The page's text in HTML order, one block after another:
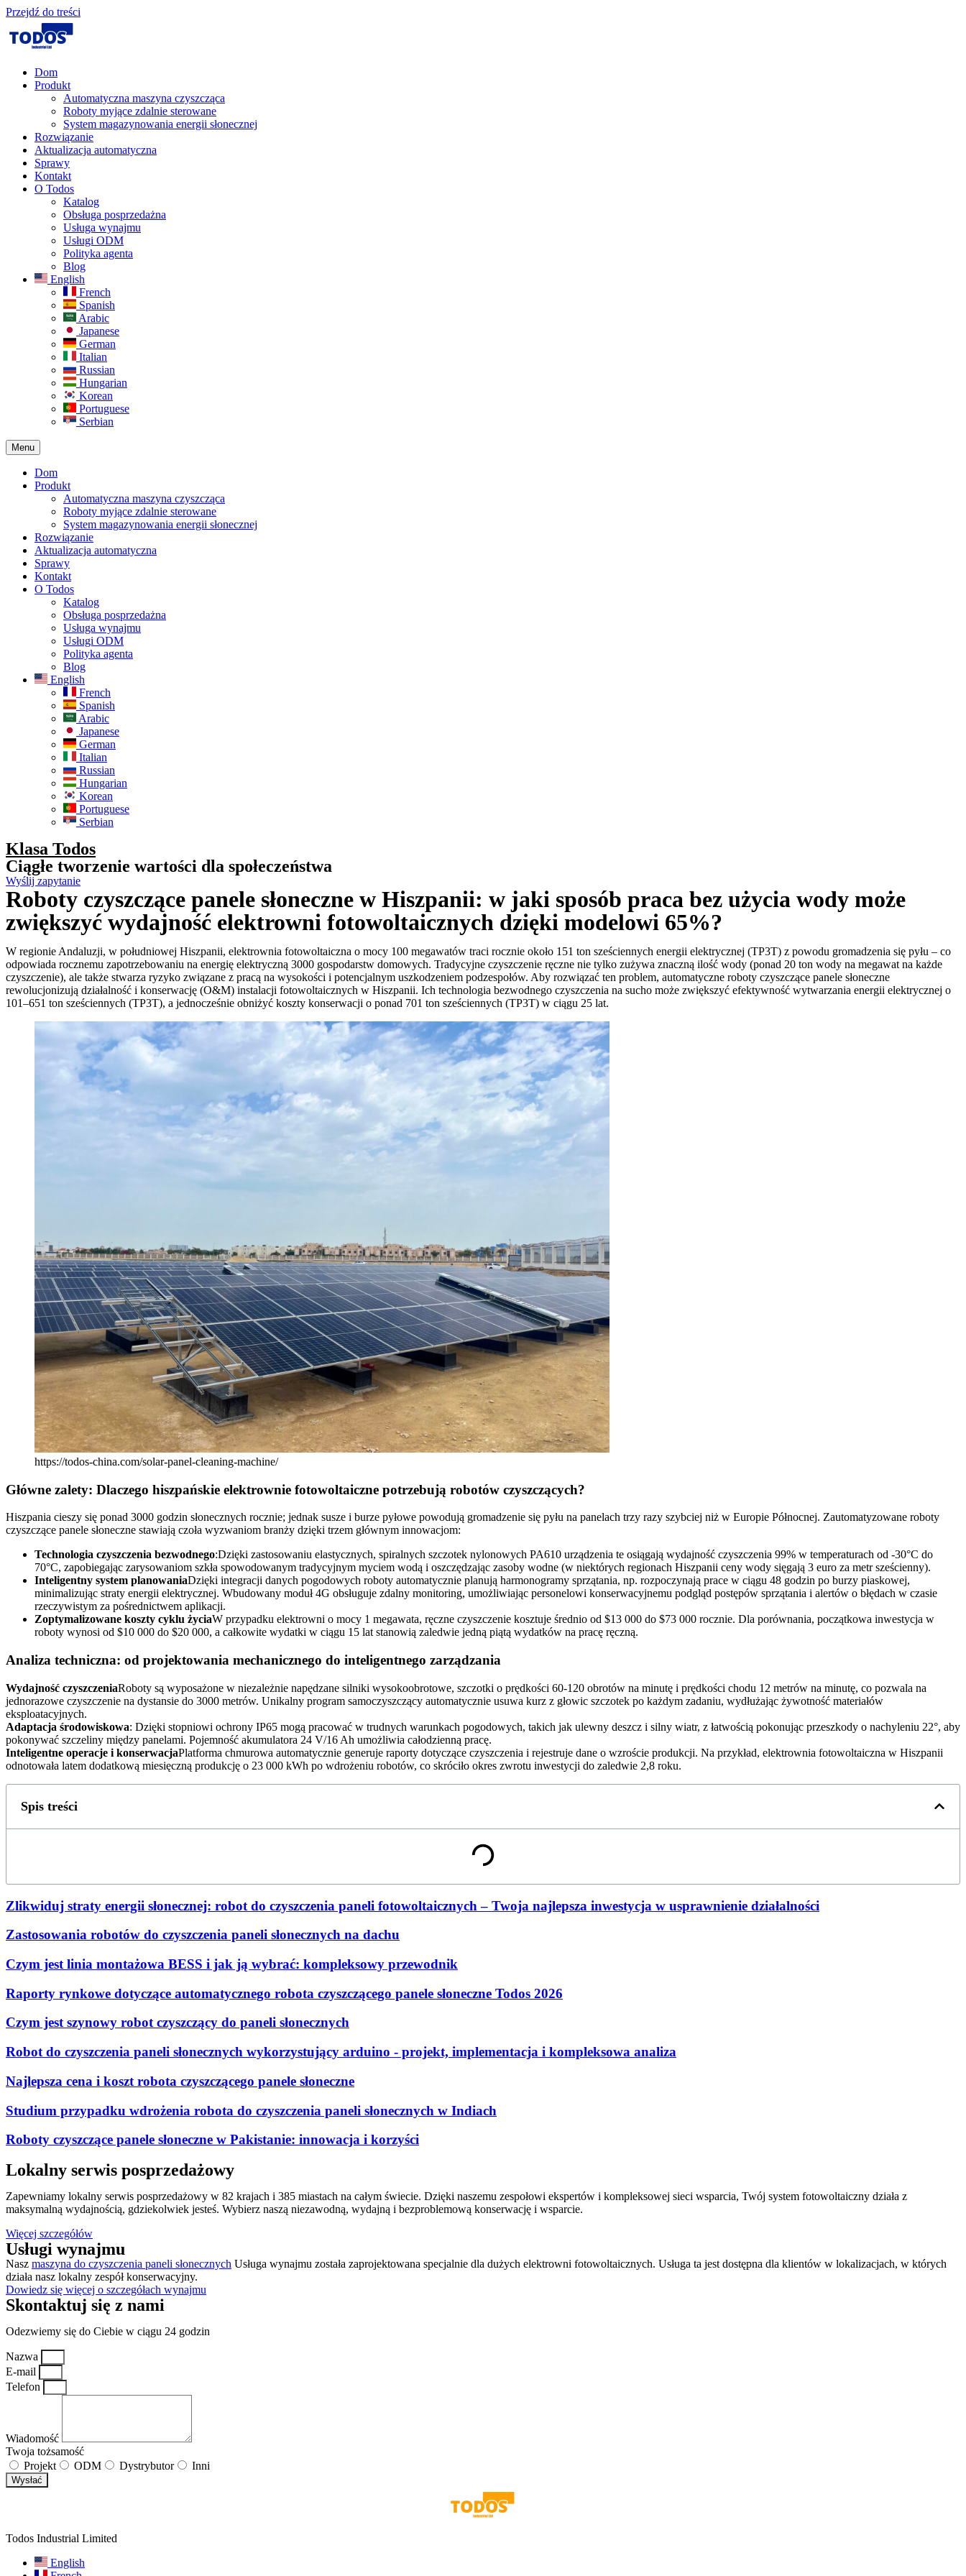
Przejdź do treści
Dom
Produkt
Automatyczna maszyna czyszcząca
Roboty myjące zdalnie sterowane
System magazynowania energii słonecznej
Rozwiązanie​
Aktualizacja automatyczna
Sprawy
Kontakt
O Todos
Katalog
Obsługa posprzedażna
Usługa wynajmu
Usługi ODM
Polityka agenta
Blog
English
French
Spanish
Arabic
Japanese
German
Italian
Russian
Hungarian
Korean
Portuguese
Serbian
Menu
Dom
Produkt
Automatyczna maszyna czyszcząca
Roboty myjące zdalnie sterowane
System magazynowania energii słonecznej
Rozwiązanie​
Aktualizacja automatyczna
Sprawy
Kontakt
O Todos
Katalog
Obsługa posprzedażna
Usługa wynajmu
Usługi ODM
Polityka agenta
Blog
English
French
Spanish
Arabic
Japanese
German
Italian
Russian
Hungarian
Korean
Portuguese
Serbian
Klasa Todos
Ciągłe tworzenie wartości dla społeczeństwa
Wyślij zapytanie
Roboty czyszczące panele słoneczne w Hiszpanii: w jaki sposób praca bez użycia wody może
zwiększyć wydajność elektrowni fotowoltaicznych dzięki modelowi 65%?
W regionie Andaluzji, w południowej Hiszpanii, elektrownia fotowoltaiczna o mocy 100 megawatów traci rocznie około 151 ton sześciennych energii elektrycznej (TP3T) z powodu gromadzenia się pyłu – co
odpowiada rocznemu zapotrzebowaniu na energię elektryczną 3000 gospodarstw domowych. Tradycyjne czyszczenie ręczne nie tylko zużywa znaczną ilość wody (ponad 20 ton wody na megawat na każde
czyszczenie), ale także stwarza ryzyko związane z pracą na wysokości i potencjalnym uszkodzeniem podzespołów. Aby rozwiązać ten problem, automatyczne roboty czyszczące panele słoneczne
rewolucjonizują działalność i konserwację (O&M) instalacji fotowoltaicznych w Hiszpanii. Ich technologia bezwodnego czyszczenia na sucho może zwiększyć efektywność wytwarzania energii elektrycznej o
101–651 ton sześciennych (TP3T), a jednocześnie obniżyć koszty konserwacji o ponad 701 ton sześciennych (TP3T) w ciągu 25 lat.
https://todos-china.com/solar-panel-cleaning-machine/
Główne zalety: Dlaczego hiszpańskie elektrownie fotowoltaiczne potrzebują robotów czyszczących?
Hiszpania cieszy się ponad 3000 godzin słonecznych rocznie; jednak susze i burze pyłowe powodują gromadzenie się pyłu na panelach trzy razy szybciej niż w Europie Północnej. Zautomatyzowane roboty
czyszczące panele słoneczne stawiają czoła wyzwaniom branży dzięki trzem głównym innowacjom:
Technologia czyszczenia bezwodnego:Dzięki zastosowaniu elastycznych, spiralnych szczotek nylonowych PA610 urządzenia te osiągają wydajność czyszczenia 99% w temperaturach od -30°C do
70°C, zapobiegając zarysowaniom szkła spowodowanym tradycyjnym myciem wodą i oszczędzając zasoby wodne (w niektórych regionach Hiszpanii ceny wody sięgają 3 euro za metr sześcienny).
Inteligentny system planowaniaDzięki integracji danych pogodowych roboty automatycznie planują harmonogramy sprzątania, np. rozpoczynają prace w ciągu 48 godzin po burzy piaskowej,
minimalizując straty energii elektrycznej. Wbudowany moduł 4G obsługuje zdalny monitoring, umożliwiając personelowi konserwacyjnemu podgląd postępów sprzątania i alertów o błędach w czasie
rzeczywistym za pośrednictwem aplikacji.
Zoptymalizowane koszty cyklu życiaW przypadku elektrowni o mocy 1 megawata, ręczne czyszczenie kosztuje średnio od $13 000 do $73 000 rocznie. Dla porównania, początkowa inwestycja w
roboty wynosi od $10 000 do $20 000, a całkowite wydatki w ciągu 15 lat stanowią zaledwie jedną piątą wydatków na pracę ręczną.
Analiza techniczna: od projektowania mechanicznego do inteligentnego zarządzania
Wydajność czyszczeniaRoboty są wyposażone w niezależnie napędzane silniki wysokoobrotowe, szczotki o prędkości 60-120 obrotów na minutę i prędkości chodu 12 metrów na minutę, co pozwala na
jednorazowe czyszczenie na dystansie do 3000 metrów. Unikalny program samoczyszczący automatycznie usuwa kurz z głowic szczotek po każdym zadaniu, wydłużając żywotność materiałów
eksploatacyjnych.
Adaptacja środowiskowa: Dzięki stopniowi ochrony IP65 mogą pracować w trudnych warunkach pogodowych, takich jak ulewny deszcz i silny wiatr, z łatwością pokonując przeszkody o nachyleniu 22°, aby
pokonywać szczeliny między panelami. Pojemność akumulatora 24 V/16 Ah umożliwia całodzienną pracę.
Inteligentne operacje i konserwacjaPlatforma chmurowa automatycznie generuje raporty dotyczące czyszczenia i rejestruje dane o wzroście produkcji. Na przykład, elektrownia fotowoltaiczna w Hiszpanii
odnotowała latem dodatkową miesięczną produkcję o 23 000 kWh po wdrożeniu robotów, co skróciło okres zwrotu inwestycji do zaledwie 2,8 roku.
Spis treści
Zlikwiduj straty energii słonecznej: robot do czyszczenia paneli fotowoltaicznych – Twoja najlepsza inwestycja w usprawnienie działalności
Zastosowania robotów do czyszczenia paneli słonecznych na dachu
Czym jest linia montażowa BESS i jak ją wybrać: kompleksowy przewodnik
Raporty rynkowe dotyczące automatycznego robota czyszczącego panele słoneczne Todos 2026
Czym jest szynowy robot czyszczący do paneli słonecznych
Robot do czyszczenia paneli słonecznych wykorzystujący arduino - projekt, implementacja i kompleksowa analiza
Najlepsza cena i koszt robota czyszczącego panele słoneczne
Studium przypadku wdrożenia robota do czyszczenia paneli słonecznych w Indiach
Roboty czyszczące panele słoneczne w Pakistanie: innowacja i korzyści
Lokalny serwis posprzedażowy
Zapewniamy lokalny serwis posprzedażowy w 82 krajach i 385 miastach na całym świecie. Dzięki naszemu zespołowi ekspertów i kompleksowej sieci wsparcia, Twój system fotowoltaiczny działa z
maksymalną wydajnością, gdziekolwiek jesteś. Wybierz naszą niezawodną, wydajną i bezproblemową konserwację i wsparcie.
Więcej szczegółów
Usługi wynajmu
Nasz maszyna do czyszczenia paneli słonecznych Usługa wynajmu została zaprojektowana specjalnie dla dużych elektrowni fotowoltaicznych. Usługa ta jest dostępna dla klientów w lokalizacjach, w których
działa nasz lokalny zespół konserwacyjny.
Dowiedz się więcej o szczegółach wynajmu
Skontaktuj się z nami
Odezwiemy się do Ciebie w ciągu 24 godzin
Nazwa
E-mail
Telefon
Wiadomość
Twoja tożsamość
Projekt
ODM Dystrybutor Inni
Wysłać
Todos Industrial Limited
English